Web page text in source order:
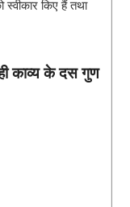
किए हैं तथा
काव्य के दस गुण